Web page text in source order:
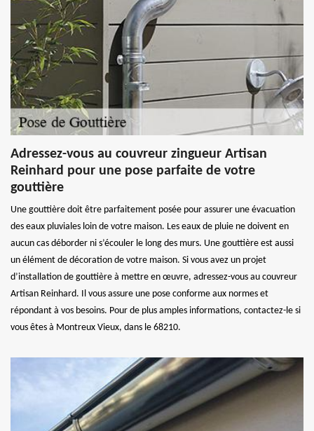
Adressez-vous au couvreur zingueur Artisan
Reinhard pour une pose parfaite de votre
gouttière
Une gouttière doit être parfaitement posée pour assurer une évacuation
des eaux pluviales loin de votre maison. Les eaux de pluie ne doivent en
aucun cas déborder ni s’écouler le long des murs. Une gouttière est aussi
un élément de décoration de votre maison. Si vous avez un projet
d’installation de gouttière à mettre en œuvre, adressez-vous au couvreur
Artisan Reinhard. Il vous assure une pose conforme aux normes et
répondant à vos besoins. Pour de plus amples informations, contactez-le si
vous êtes à Montreux Vieux, dans le 68210.